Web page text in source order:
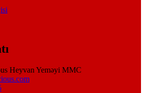
Heyvan Yeməyi MMC